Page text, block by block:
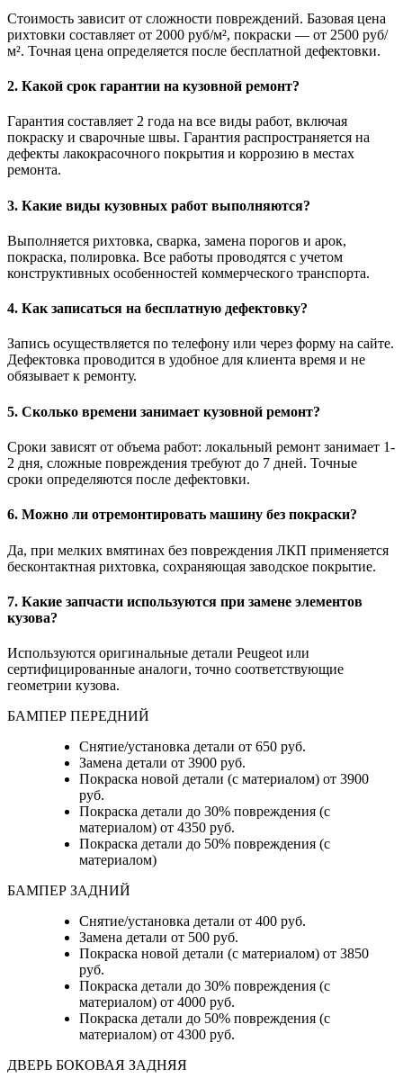
Стоимость зависит от сложности повреждений. Базовая цена
рихтовки составляет от 2000 руб/м², покраски — от 2500 руб/
м². Точная цена определяется после бесплатной дефектовки.
2. Какой срок гарантии на кузовной ремонт?
Гарантия составляет 2 года на все виды работ, включая
покраску и сварочные швы. Гарантия распространяется на
дефекты лакокрасочного покрытия и коррозию в местах
ремонта.
3. Какие виды кузовных работ выполняются?
Выполняется рихтовка, сварка, замена порогов и арок,
покраска, полировка. Все работы проводятся с учетом
конструктивных особенностей коммерческого транспорта.
4. Как записаться на бесплатную дефектовку?
Запись осуществляется по телефону или через форму на сайте.
Дефектовка проводится в удобное для клиента время и не
обязывает к ремонту.
5. Сколько времени занимает кузовной ремонт?
Сроки зависят от объема работ: локальный ремонт занимает 1-
2 дня, сложные повреждения требуют до 7 дней. Точные
сроки определяются после дефектовки.
6. Можно ли отремонтировать машину без покраски?
Да, при мелких вмятинах без повреждения ЛКП применяется
бесконтактная рихтовка, сохраняющая заводское покрытие.
7. Какие запчасти используются при замене элементов
кузова?
Используются оригинальные детали Peugeot или
сертифицированные аналоги, точно соответствующие
геометрии кузова.
БАМПЕР ПЕРЕДНИЙ
Снятие/установка детали от 650 руб.
Замена детали от 3900 руб.
Покраска новой детали (с материалом) от 3900
руб.
Покраска детали до 30% повреждения (с
материалом) от 4350 руб.
Покраска детали до 50% повреждения (с
материалом)
БАМПЕР ЗАДНИЙ
Снятие/установка детали от 400 руб.
Замена детали от 500 руб.
Покраска новой детали (с материалом) от 3850
руб.
Покраска детали до 30% повреждения (с
материалом) от 4000 руб.
Покраска детали до 50% повреждения (с
материалом) от 4300 руб.
ДВЕРЬ БОКОВАЯ ЗАДНЯЯ